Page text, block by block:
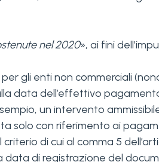
nel 2020», ai fini
gli enti non commerciali
data dell’effettivo
un intervento
solo con riferimento ai
di cui al comma 5
di registrazione del